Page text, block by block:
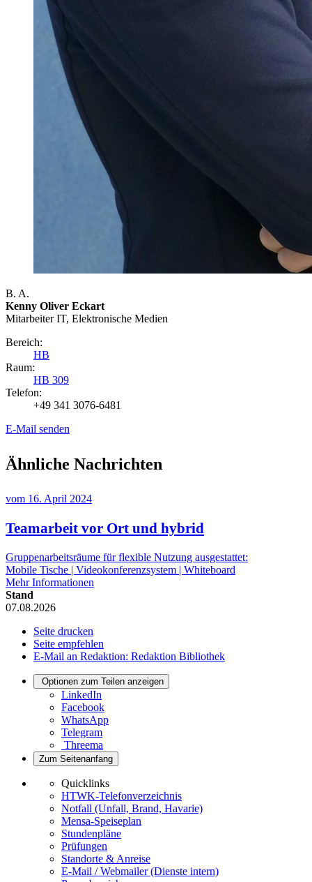
B. A.
Kenny Oliver Eckart
Mitarbeiter IT, Elektronische Medien
Bereich:
HB
Raum:
HB 309
Telefon:
+49 341 3076-6481
E-Mail senden
Ähnliche Nachrichten
vom 16. April 2024
Teamarbeit vor Ort und hybrid
Gruppenarbeitsräume für flexible Nutzung ausgestattet:
Mobile Tische | Videokonferenzsystem | Whiteboard
Mehr Informationen
Stand
07.08.2026
Seite drucken
Seite empfehlen
E-Mail an Redaktion: Redaktion Bibliothek
Optionen zum Teilen anzeigen
LinkedIn
Facebook
WhatsApp
Telegram
Threema
Zum Seitenanfang
Quicklinks
HTWK-Telefonverzeichnis
Notfall (Unfall, Brand, Havarie)
Mensa-Speiseplan
Stundenpläne
Prüfungen
Standorte & Anreise
E-Mail / Webmailer (Dienste intern)